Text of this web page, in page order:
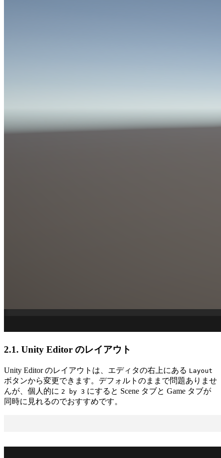
2.1. Unity Editor のレイアウト
Unity Editor のレイアウトは、エディタの右上にある Layout
ボタンから変更できます。デフォルトのままで問題ありませ
んが、個人的に 2 by 3 にすると Scene タブと Game タブが
同時に見れるのでおすすめです。